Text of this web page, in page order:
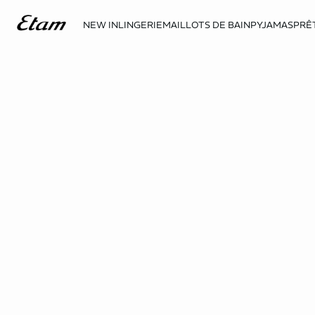
NEW INLINGERIEMAILLOTS DE BAINPYJAMAS